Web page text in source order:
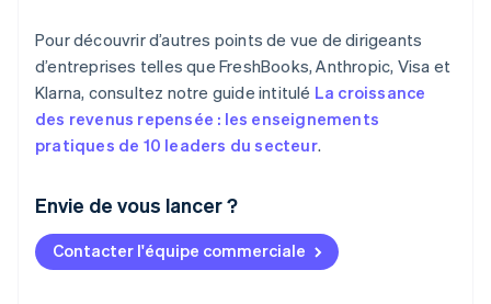
Envie de vous lancer ?
Contacter l'équipe commerciale
Pour découvrir d’autres points de vue de dirigeants
d’entreprises telles que FreshBooks, Anthropic, Visa et
Klarna, consultez notre guide intitulé La croissance
des revenus repensée : les enseignements
pratiques de 10 leaders du secteur.
Allemagne